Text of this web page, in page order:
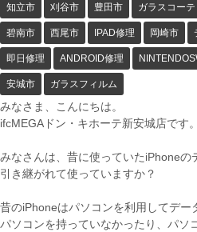
知立市 刈谷市 豊田市 ガラスコー
碧南市 西尾市 IPAD修理 岡崎市
即日修理 ANDROID修理
安城市 ガラスフィルム
みなさま、こんにちは。
ifcMEGAドン・キホーテ新安城店です。
みなさんは、昔に使っていたiPhoneの
引き継がれて使っていますか？
昔のiPhoneはパソコンを利用してデー
パソコンを持っていなかったり、パソ